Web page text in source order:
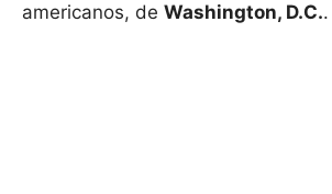
americanos, de Washington, D.C..